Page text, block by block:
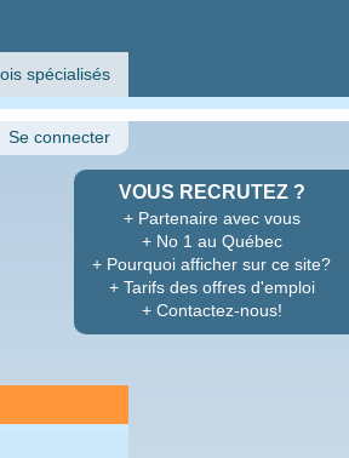
spécialisés
VOUS RECRUTEZ ?
+ Partenaire avec vous
+ No 1 au Québec
+ Pourquoi afficher sur ce site?
+ Tarifs des offres d'emploi
+ Contactez-nous!
Se connecter